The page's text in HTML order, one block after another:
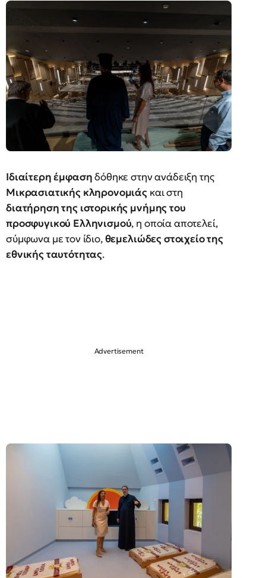
Ιδιαίτερη έμφασηδόθηκε στην ανάδειξη της
Μικρασιατικής κληρονομιάς και στη
διατήρηση της ιστορικής μνήμης του
προσφυγικού Ελληνισμού, η οποία αποτελεί,
σύμφωνα με τον ίδιο,θεμελιώδες στοιχείο της
εθνικής ταυτότητας.